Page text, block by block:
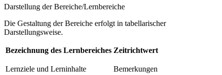
Darstellung der Bereiche/Lernbereiche
Die Gestaltung der Bereiche erfolgt in tabellarischer
Darstellungsweise.
Bezeichnung des Lernbereiches Zeitrichtwert
Lernziele und Lerninhalte Bemerkungen